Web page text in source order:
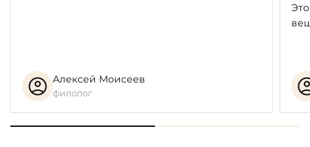
Алексей Моисеев
филолог